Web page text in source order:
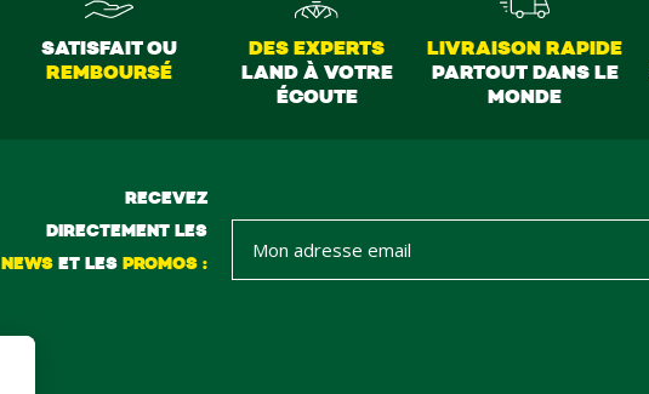
SATISFAIT OU
REMBOURSÉ
DES EXPERTS
LAND À VOTRE
ÉCOUTE
LIVRAISON RAPIDE
PARTOUT DANS LE
MONDE
RECEVEZ
DIRECTEMENT LES
NEWSET LES PROMOS :